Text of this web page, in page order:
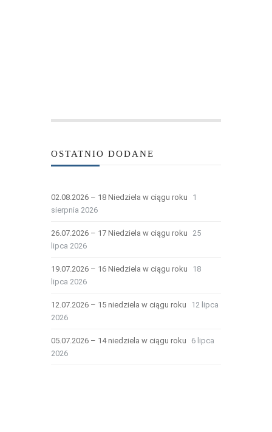
OSTATNIO DODANE
02.08.2026 – 18 Niedziela w ciągu roku
1
sierpnia 2026
26.07.2026 – 17 Niedziela w ciągu roku
25
lipca 2026
19.07.2026 – 16 Niedziela w ciągu roku
18
lipca 2026
12.07.2026 – 15 niedziela w ciągu roku
12 lipca
2026
05.07.2026 – 14 niedziela w ciągu roku
6 lipca
2026